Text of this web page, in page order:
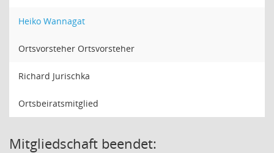
Heiko Wannagat
Ortsvorsteher Ortsvorsteher
Richard Jurischka
Ortsbeiratsmitglied
Mitgliedschaft beendet: